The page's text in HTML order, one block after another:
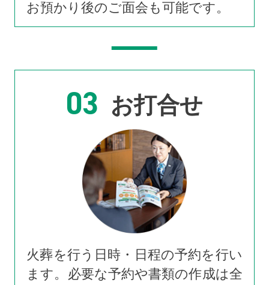
お預かり後のご面会も可能です。
03 お打合せ
火葬を行う日時・日程の予約を行い
ます。必要な予約や書類の作成は全